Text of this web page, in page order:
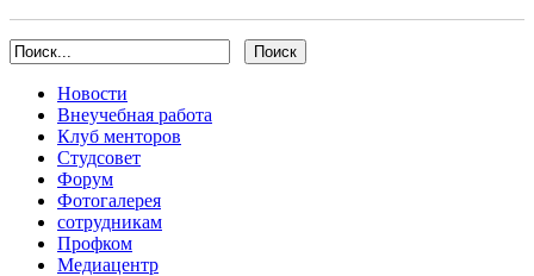
Новости
Внеучебная работа
Клуб менторов
Студсовет
Форум
Фотогалерея
сотрудникам
Профком
Медиацентр